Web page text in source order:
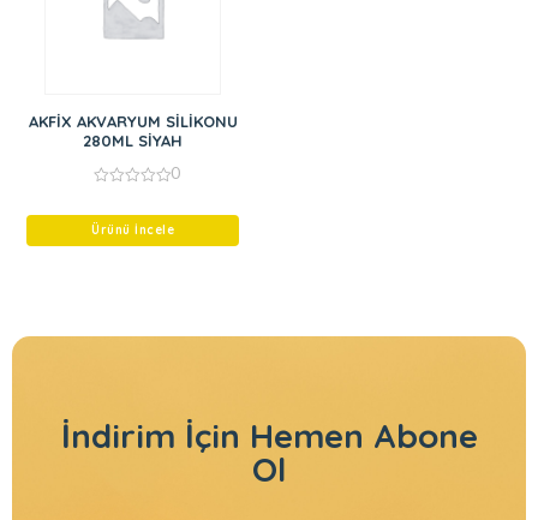
AKFİX AKVARYUM SİLİKONU
280ML SİYAH
of
0
Ürünü İncele
İndirim İçin Hemen Abone
Ol